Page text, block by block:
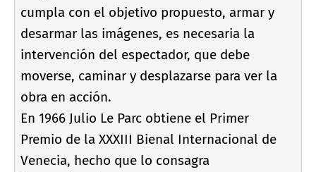
cumpla con el objetivo propuesto, armar y
desarmar las imágenes, es necesaria la
intervención del espectador, que debe
moverse, caminar y desplazarse para ver la
obra en acción.
En 1966 Julio Le Parc obtiene el Primer
Premio de la XXXIII Bienal Internacional de
Venecia, hecho que lo consagra